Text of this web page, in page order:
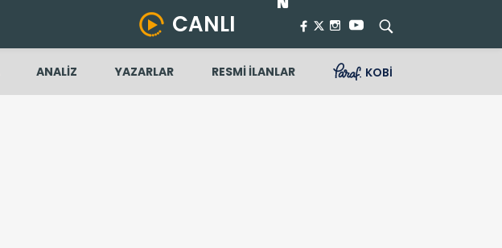
CANLI
ANALİZ YAZARLAR RESMİ İLANLAR KOBİ